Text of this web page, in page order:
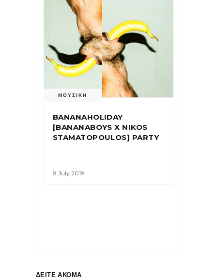
ΜΟΥΣΙΚΗ
BANANAHOLIDAY
[BANANABOYS X NIKOS
STAMATOPOULOS] PARTY
8 July 2019
ΔΕΙΤΕ ΑΚΟΜΑ